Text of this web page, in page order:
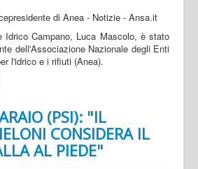
Idrico Campano, Luca Mascolo, è stato
dell'Associazione Nazionale degli Enti
l'idrico e i rifiuti (Anea).
(PSI): "IL
CONSIDERA IL
AL PIEDE"